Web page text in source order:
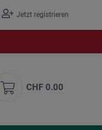
Jetzt registrieren
CHF 0.00